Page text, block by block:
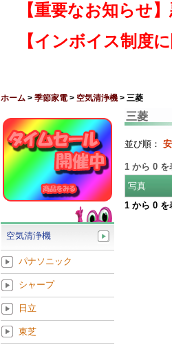
【重要なお知らせ
【インボイス制度
ホーム > 季節家電 > 空気清浄機 > 三菱
三菱
並び順：
1 から 0 を
写真
1 から 0 を
空気清浄機
パナソニック
シャープ
日立
東芝